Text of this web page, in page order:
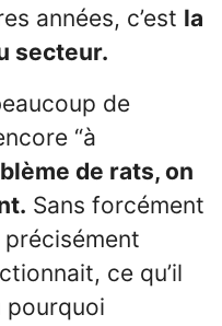
années, c’est la
secteur.
de
“à
de rats, on
Sans forcément
ce qu’il
pourquoi